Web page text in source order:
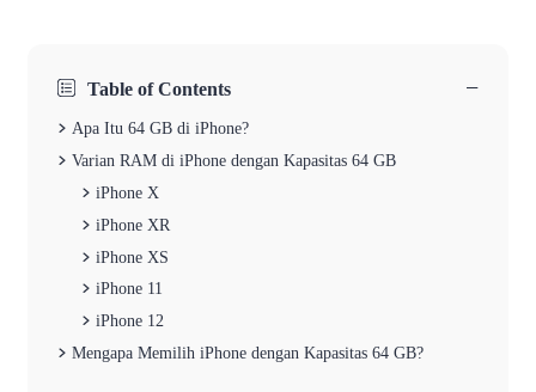
Table of Contents −
Apa Itu 64 GB di iPhone?
Varian RAM di iPhone dengan Kapasitas 64 GB
iPhone X
iPhone XR
iPhone XS
iPhone 11
iPhone 12
Mengapa Memilih iPhone dengan Kapasitas 64 GB?